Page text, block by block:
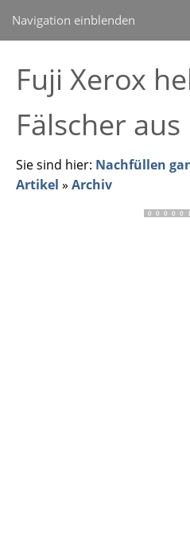
Navigation einblenden
Fuji Xerox
Fälscher aus
Sie sind hier: Nachfüllen
Artikel » Archiv